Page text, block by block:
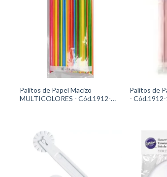
Palitos de Papel Macizo
MULTICOLORES - Cód.1912-
Palitos de
-